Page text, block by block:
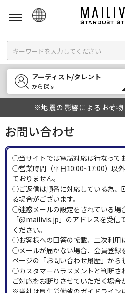
English
한국어
中文
アーティスト/タレント
から探す
※地震の影響によるお荷
お問い合わせ
◯当サイトでは電話対応は行なって
◯営業時間（平日10:00~17:00）以
ておりません。
◯ご返信は順番に対応している為、
る場合がございます。
◯迷惑メールの設定をされている場
「@mailivis.jp」のアドレスを受信
ください。
◯お客様への回答の転載、二次利用
◯メールが届かない場合、会員登録
ページの「お問い合わせ履歴」から
◯カスタマーハラスメントと判断さ
ご対応をお断りさせていただく場合
※当社は厚生労働省のガイドライン